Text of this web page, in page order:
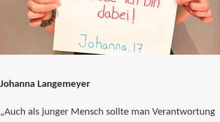
Johanna Langemeyer
„Auch als junger Mensch sollte man Verantwortung